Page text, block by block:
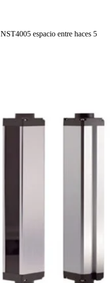
NST4005 espacio entre haces 5